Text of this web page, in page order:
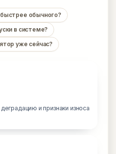
обычного?
в системе?
уже сейчас?
и признаки износа